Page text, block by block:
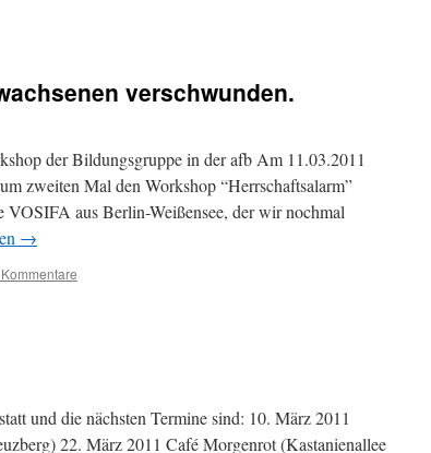
verschwunden.
der Bildungsgruppe in der afb Am 11.03.2011
zweiten Mal den Workshop “Herrschaftsalarm”
aus Berlin-Weißensee, der wir nochmal
→
und die nächsten Termine sind: 10. März 2011
22. März 2011 Café Morgenrot (Kastanienallee